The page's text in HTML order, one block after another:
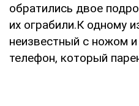
обратились двое
их ограбили.К одному
неизвестный с ножом
телефон, который